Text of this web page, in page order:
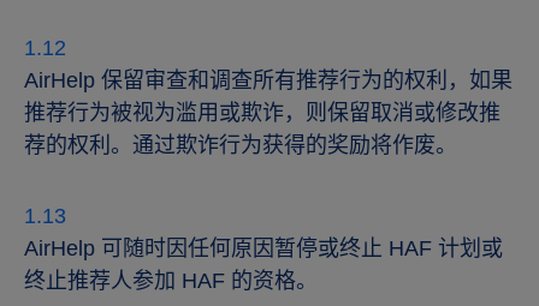
AirHelp 保留审查和调查所有推荐行为的权利，如果
推荐行为被视为滥用或欺诈，则保留取消或修改推
荐的权利。通过欺诈行为获得的奖励将作废。
AirHelp 可随时因任何原因暂停或终止 HAF 计划或
终止推荐人参加 HAF 的资格。